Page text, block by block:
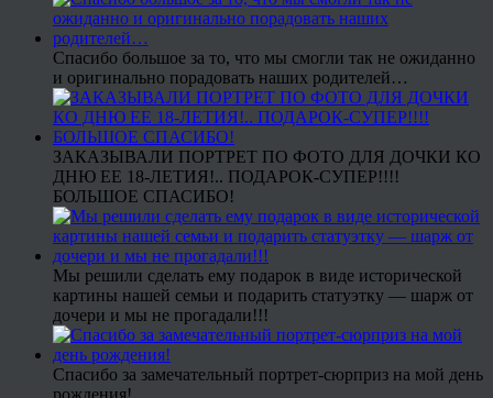
Спасибо большое за то, что мы смогли так не ожиданно
и оригинально порадовать наших родителей…
ЗАКАЗЫВАЛИ ПОРТРЕТ ПО ФОТО ДЛЯ ДОЧКИ КО
ДНЮ ЕЕ 18-ЛЕТИЯ!.. ПОДАРОК-СУПЕР!!!!
БОЛЬШОЕ СПАСИБО!
Мы решили сделать ему подарок в виде исторической
картины нашей семьи и подарить статуэтку — шарж от
дочери и мы не прогадали!!!
Спасибо за замечательный портрет-сюрприз на мой день
рождения!